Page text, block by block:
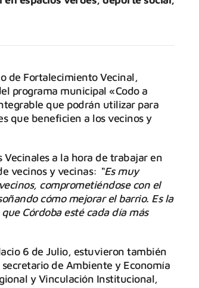
de Fortalecimiento Vecinal,
programa municipal «Codo a
que podrán utilizar para
que beneficien a los vecinos y
a la hora de trabajar en
vecinos y vecinas: “Es muy
comprometiéndose con el
cómo mejorar el barrio. Es la
Córdoba esté cada día más
6 de Julio, estuvieron también
de Ambiente y Economía
y Vinculación Institucional,